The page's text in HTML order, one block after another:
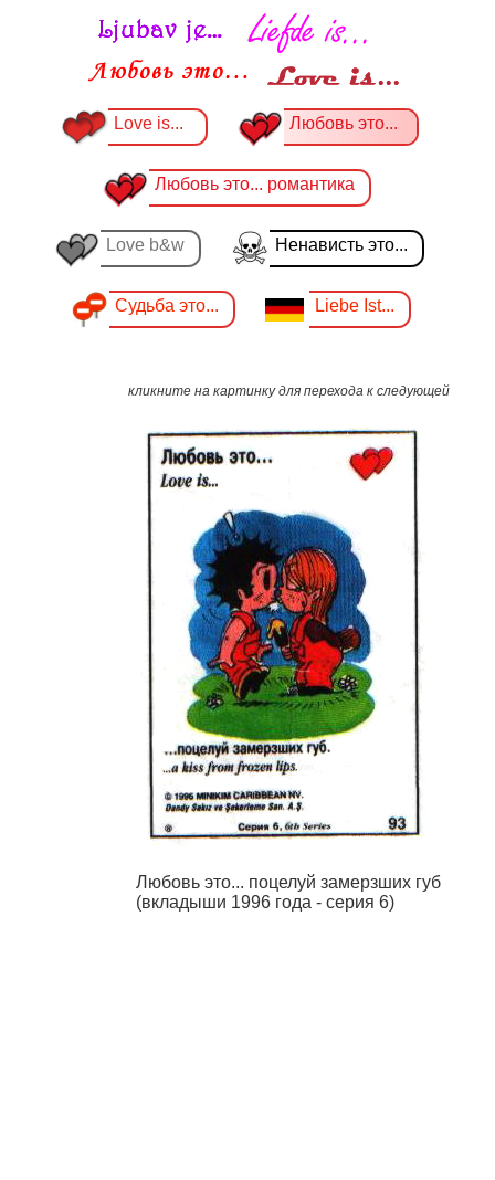
Love is... Любовь это...
Любовь это... романтика
Love b&w Ненависть это...
Судьба это... Liebe Ist...
кликните на картинку для перехода к следующей
Любовь это... поцелуй замерзших губ
(вкладыши 1996 года - серия 6)